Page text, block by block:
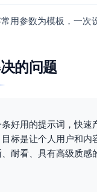
用参数为模板，一次
的问题
条好用的提示词，快速
目标是让个人用户和
耐看、具有高级质感